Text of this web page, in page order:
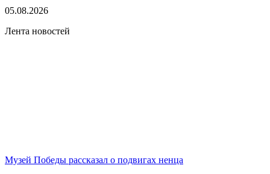
05.08.2026
Лента новостей
Музей Победы рассказал о подвигах ненца